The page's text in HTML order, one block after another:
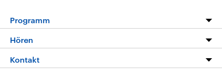
Programm
Die Nachrichten
Hören
Livestream
Kontakt